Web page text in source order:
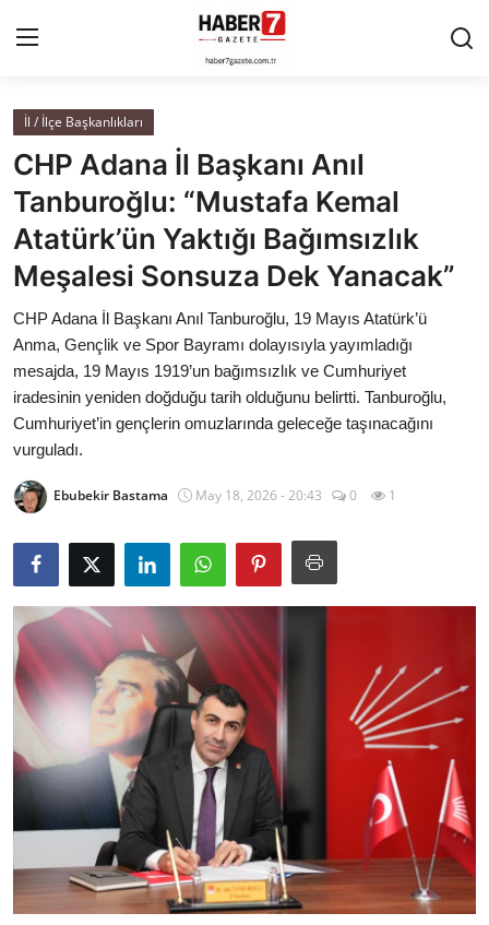
Anasayfa
Cumhurbaşkanlığı
Genel Merkez
Valilikler
Gallery
Bakanlıklar
İl / İlçe Başkanlıkları
İlçeler
Kaymakamlıklar
TBMM
Siyasi Partiler
Yerel Yönetimler
Mülki İdare
Toplum ve Yaşam
İl / İlçe Başkanlıkları
CHP Adana İl Başkanı Anıl
Tanburoğlu: “Mustafa Kemal
Atatürk’ün Yaktığı Bağımsızlık
Meşalesi Sonsuza Dek Yanacak”
CHP Adana İl Başkanı Anıl Tanburoğlu, 19 Mayıs Atatürk’ü
Anma, Gençlik ve Spor Bayramı dolayısıyla yayımladığı
mesajda, 19 Mayıs 1919’un bağımsızlık ve Cumhuriyet
iradesinin yeniden doğduğu tarih olduğunu belirtti. Tanburoğlu,
Cumhuriyet’in gençlerin omuzlarında geleceğe taşınacağını
vurguladı.
Ebubekir Bastama May 18, 2026 - 20:43 0 1